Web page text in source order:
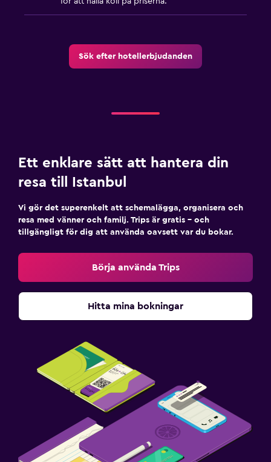
Sök efter hotellerbjudanden
Ett enklare sätt att hantera din
resa till Istanbul
Vi gör det superenkelt att schemalägga, organisera och
resa med vänner och familj. Trips är gratis – och
tillgängligt för dig att använda oavsett var du bokar.
Börja använda Trips
Hitta mina bokningar